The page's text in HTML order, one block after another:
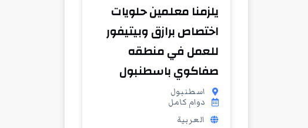
يلزمنا معلمين حلويات
اختصاص برازق وبيتيفور
للعمل في منطقه
صفاكوي باسطنبول
اسطنبول
دوام كامل
العربية